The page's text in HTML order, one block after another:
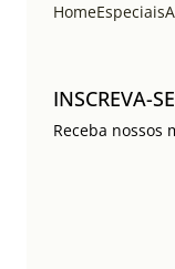
HomeEspeciais
INSCREVA-SE
Receba nossos